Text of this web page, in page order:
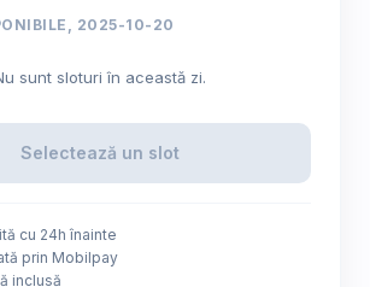
2025-10-20
sunt sloturi în această zi.
Selectează un slot
cu 24h înainte
prin Mobilpay
inclusă